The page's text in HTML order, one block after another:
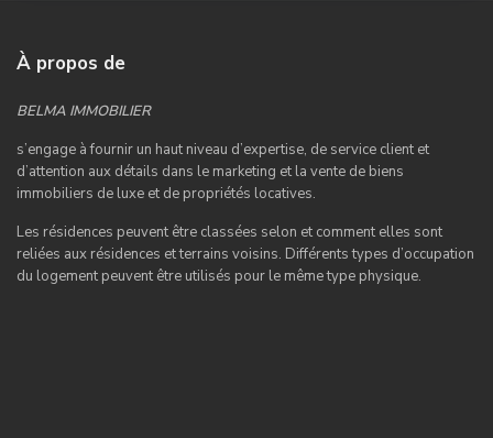
À propos de
BELMA IMMOBILIER
s’engage à fournir un haut niveau d’expertise, de service client et
d’attention aux détails dans le marketing et la vente de biens
immobiliers de luxe et de propriétés locatives.
Les résidences peuvent être classées selon et comment elles sont
reliées aux résidences et terrains voisins. Différents types d’occupation
du logement peuvent être utilisés pour le même type physique.